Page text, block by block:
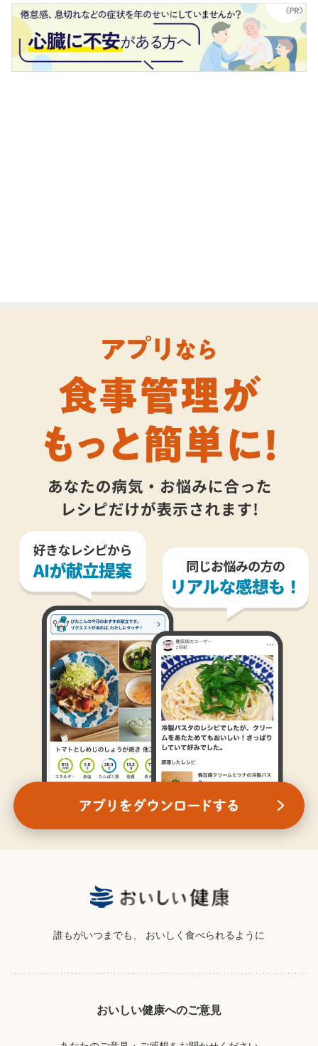
誰もがいつまでも、 おいしく食べられるように
おいしい健康へのご意見